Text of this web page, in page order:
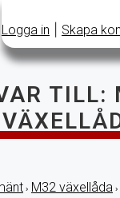
Logga in Skapa
TILL:
› M32 växellåda ›